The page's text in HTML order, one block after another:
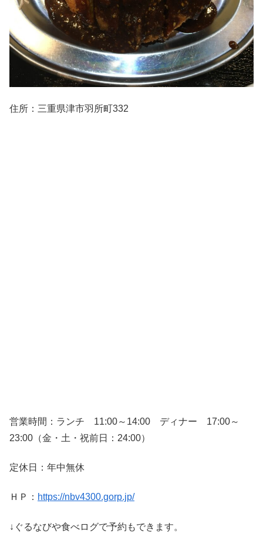
住所：三重県津市羽所町332
営業時間：ランチ 11:00～14:00 ディナー 17:00～
23:00（金・土・祝前日：24:00）
定休日：年中無休
ＨＰ： https://nbv4300.gorp.jp/
↓ぐるなびや食べログで予約もできます。